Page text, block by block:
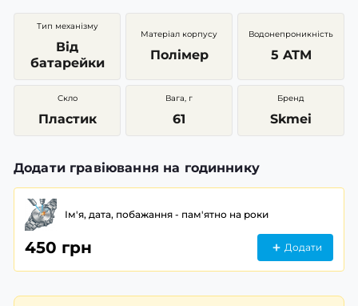
Тип механізму
Від
батарейки
Матеріал корпусу
Полімер
Водонепроникність
5 ATM
Скло
Пластик
Вага, г
61
Бренд
Skmei
Додати гравіювання на годиннику
Ім'я, дата, побажання - пам'ятно на роки
450 грн Додати